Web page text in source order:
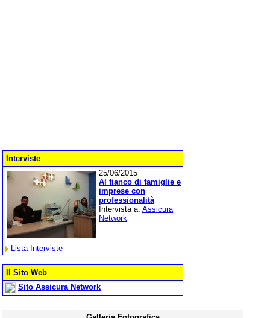
Interviste
25/06/2015
Al fianco di famiglie e
imprese con
professionalità
Intervista a: Assicura
Network
Lista Interviste
Il Sito Web
Sito Assicura Network